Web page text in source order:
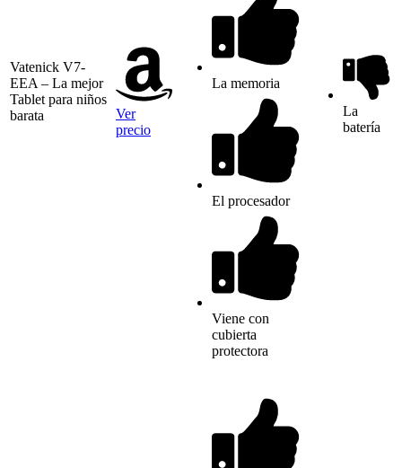
Vatenick V7-
EEA – La mejor
Tablet para niños
barata
Ver
precio
La memoria
El procesador
Viene con
cubierta
protectora
La
batería